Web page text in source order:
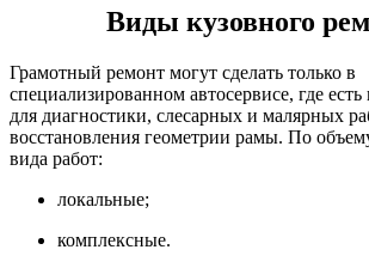
Виды кузовного
Грамотный ремонт могут сделать только в
специализированном автосервисе, где
для диагностики, слесарных и малярных
восстановления геометрии рамы. По
вида работ:
локальные;
комплексные.